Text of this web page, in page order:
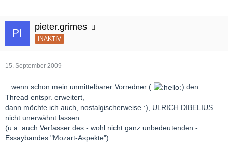
pieter.grimes
INAKTIV
15. September 2009
...wenn schon mein unmittelbarer Vorredner (
) den
Thread entspr. erweitert,
dann möchte ich auch, nostalgischerweise :), ULRICH DIBELIUS
nicht unerwähnt lassen
(u.a. auch Verfasser des - wohl nicht ganz unbedeutenden -
Essaybandes "Mozart-Aspekte")